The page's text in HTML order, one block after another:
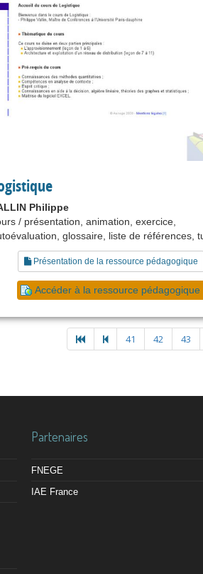
Philippe
/ présentation, animation, exercice,
glossaire, liste de références,
Présentation de la ressource pédagogique
Accéder à la ressource pédagogique
41 42 43
Partenaires
FNEGE
IAE France